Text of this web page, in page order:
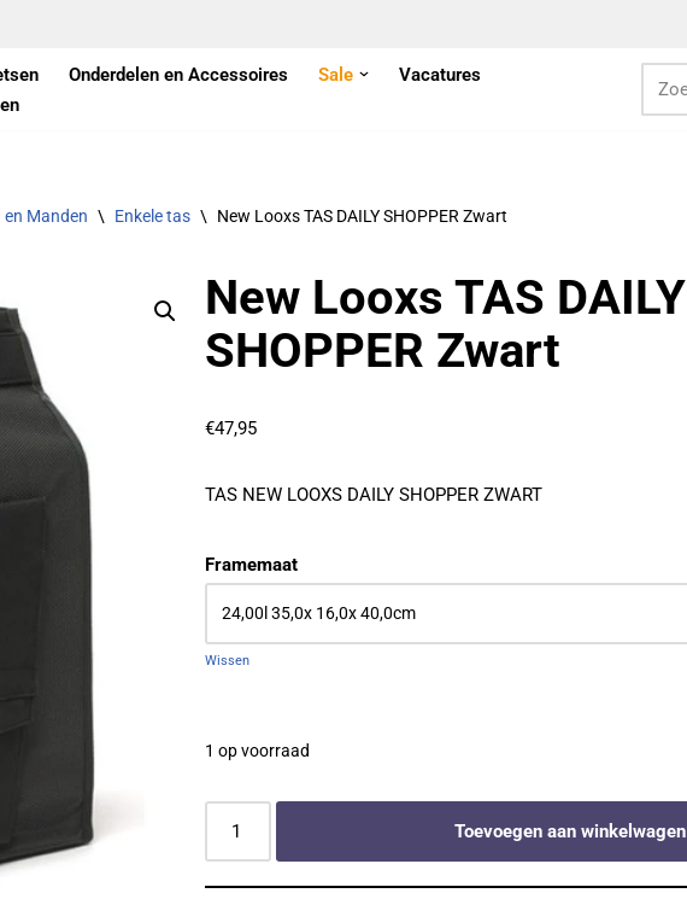
Onderdelen en Accessoires Sale
Vacatures
en Manden \ Enkele tas \ New Looxs TAS DAILY SHOPPER Zwart
New Looxs TAS DAILY
SHOPPER Zwart
€47,95
TAS NEW LOOXS DAILY SHOPPER ZWART
Framemaat
Wissen
1 op voorraad
Toevoegen aan winkelwagen